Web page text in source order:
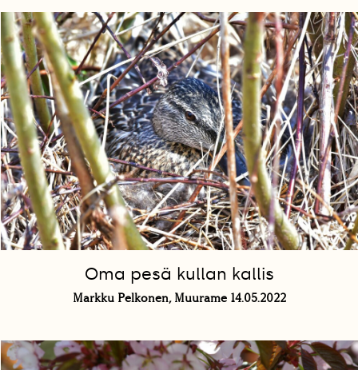
Oma pesä kullan kallis
Markku Pelkonen, Muurame 14.05.2022